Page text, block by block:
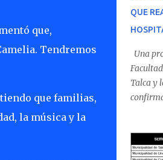
que,
Tendremos
que familias,
la música y la
QUE
Una
Talca y